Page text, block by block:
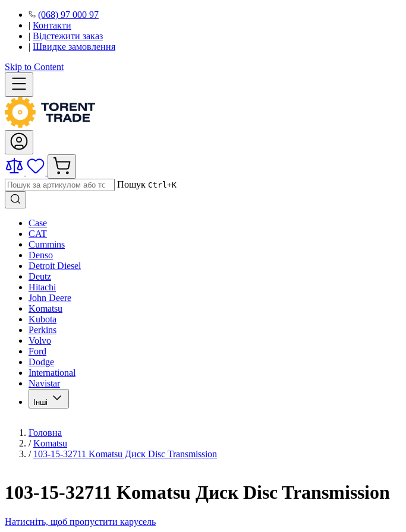
(068) 97 000 97
| Контакти
| Відстежити заказ
| Швидке замовлення
Skip to Content
Пошук Ctrl+K
Case
CAT
Cummins
Denso
Detroit Diesel
Deutz
Hitachi
John Deere
Komatsu
Kubota
Perkins
Volvo
Ford
Dodge
International
Navistar
Інші
Головна
/ Komatsu
/ 103-15-32711 Komatsu Диск Disc Transmission
103-15-32711 Komatsu Диск Disc Transmission
Натисніть, щоб пропустити карусель